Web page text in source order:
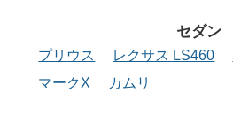
セダン
プリウス レクサス LS460
マークX
カムリ